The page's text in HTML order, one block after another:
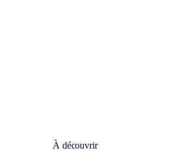
À découvrir